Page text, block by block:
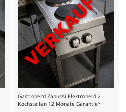
Gastroherd Zanussi Elektroherd 2
Kochstellen 12 Monate Garantie*